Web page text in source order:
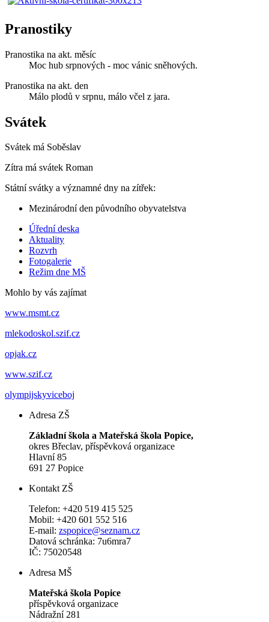
Pranostiky
Pranostika na akt. měsíc
Moc hub srpnových - moc vánic sněhových.
Pranostika na akt. den
Málo plodů v srpnu, málo včel z jara.
Svátek
Svátek má Soběslav
Zítra má svátek Roman
Státní svátky a významné dny na zítřek:
Mezinárodní den původního obyvatelstva
Úřední deska
Aktuality
Rozvrh
Fotogalerie
Režim dne MŠ
Mohlo by vás zajímat
www.msmt.cz
mlekodoskol.szif.cz
opjak.cz
www.szif.cz
olympijskyviceboj
Adresa ZŠ
Základní škola a Mateřská škola Popice,
okres Břeclav, příspěvková organizace
Hlavní 85
691 27 Popice
Kontakt ZŠ
Telefon: +420 519 415 525
Mobil: +420 601 552 516
E-mail: zspopice@seznam.cz
Datová schránka: 7u6mra7
IČ: 75020548
Adresa MŠ
Mateřská škola Popice
příspěvková organizace
Nádražní 281